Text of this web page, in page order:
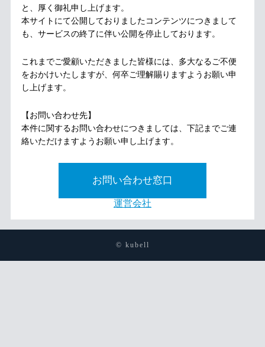
と、厚く御礼申し上げます。
本サイトにて公開しておりましたコンテンツにつきまして
も、サービスの終了に伴い公開を停止しております。
これまでご愛顧いただきました皆様には、多大なるご不便
をおかけいたしますが、何卒ご理解賜りますようお願い申
し上げます。
【お問い合わせ先】
本件に関するお問い合わせにつきましては、下記までご連
絡いただけますようお願い申し上げます。
お問い合わせ窓口
運営会社
© kubell